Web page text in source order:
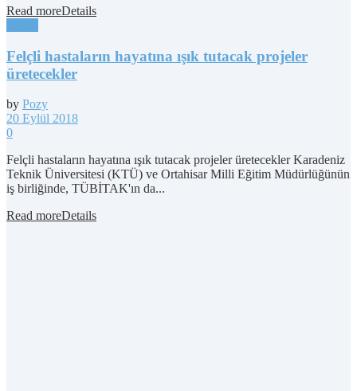
Read moreDetails
Felçli hastaların hayatına ışık tutacak projeler
üretecekler
by Pozy
20 Eylül 2018
0
Felçli hastaların hayatına ışık tutacak projeler üretecekler Karadeniz
Teknik Üniversitesi (KTÜ) ve Ortahisar Milli Eğitim Müdürlüğünün
iş birliğinde, TÜBİTAK'ın da...
Read moreDetails